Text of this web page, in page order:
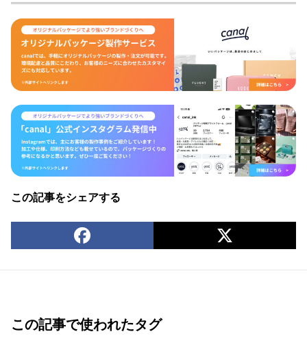
この記事をシェアする
この記事で使われたタグ